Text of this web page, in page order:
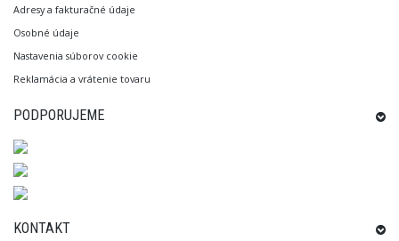
Adresy a fakturačné údaje
Osobné údaje
Nastavenia súborov cookie
Reklamácia a vrátenie tovaru
PODPORUJEME
KONTAKT